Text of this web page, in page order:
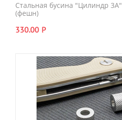
Стальная бусина "Цилиндр 3A"
(фешн)
330.00 Р